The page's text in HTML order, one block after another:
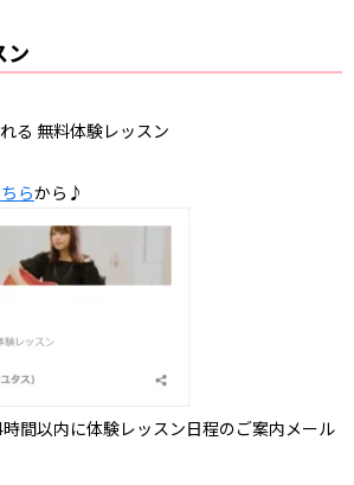
ン
る 無料体験レッスン
らから♪
間以内に体験レッスン日程のご案内メール